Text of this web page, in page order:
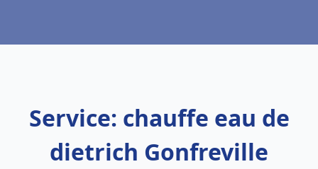
Service: chauffe eau de
dietrich Gonfreville